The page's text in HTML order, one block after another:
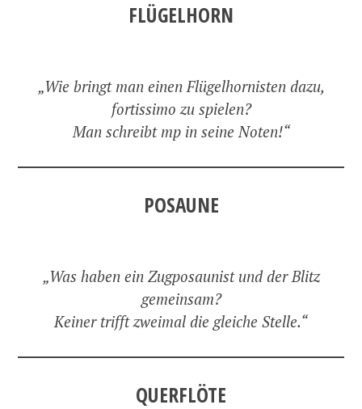
FLÜGELHORN
„Wie bringt man einen Flügelhornisten dazu,
fortissimo zu spielen?
Man schreibt mp in seine Noten!“
POSAUNE
„Was haben ein Zugposaunist und der Blitz
gemeinsam?
Keiner trifft zweimal die gleiche Stelle.“
QUERFLÖTE